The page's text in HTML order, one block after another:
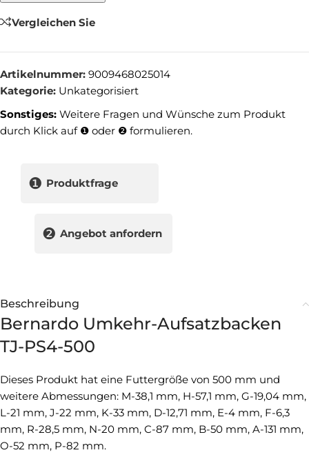
Vergleichen Sie
Artikelnummer: 9009468025014
Kategorie: Unkategorisiert
Sonstiges: Weitere Fragen und Wünsche zum Produkt
durch Klick auf ❶ oder ❷ formulieren.
❶ Produktfrage
❷ Angebot anfordern
Beschreibung
Bernardo Umkehr-Aufsatzbacken
TJ-PS4-500
Dieses Produkt hat eine Futtergröße von 500 mm und
weitere Abmessungen: M-38,1 mm, H-57,1 mm, G-19,04 mm,
L-21 mm, J-22 mm, K-33 mm, D-12,71 mm, E-4 mm, F-6,3
mm, R-28,5 mm, N-20 mm, C-87 mm, B-50 mm, A-131 mm,
O-52 mm, P-82 mm.